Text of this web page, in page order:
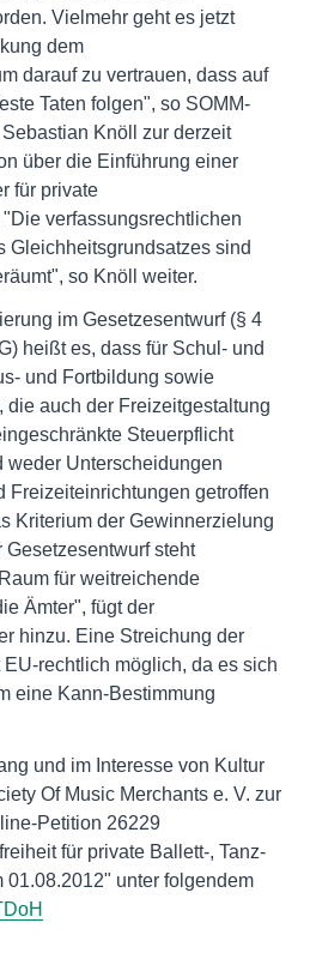
Vielmehr geht es jetzt
dem
darauf zu vertrauen, dass auf
Taten folgen", so SOMM-
Knöll zur derzeit
über die Einführung einer
für private
verfassungsrechtlichen
Gleichheitsgrundsatzes sind
so Knöll weiter.
im Gesetzesentwurf (§ 4
heißt es, dass für Schul- und
und Fortbildung sowie
die auch der Freizeitgestaltung
Steuerpflicht
weder Unterscheidungen
Freizeiteinrichtungen getroffen
Kriterium der Gewinnerzielung
steht
für weitreichende
Ämter", fügt der
hinzu. Eine Streichung der
rechtlich möglich, da es sich
eine Kann-Bestimmung
und im Interesse von Kultur
Of Music Merchants e. V. zur
Petition 26229
für private Ballett-, Tanz-
01.08.2012" unter folgendem